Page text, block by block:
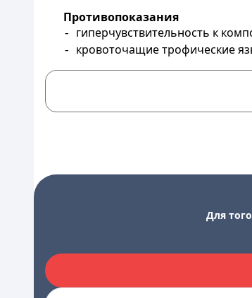
Противопоказания
- гиперчувствительность к
- кровоточащие трофические
Для